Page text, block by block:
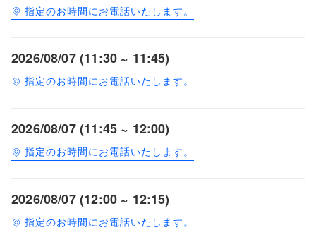
指定のお時間にお電話いたします。
2026/08/07 (11:30 ~ 11:45)
指定のお時間にお電話いたします。
2026/08/07 (11:45 ~ 12:00)
指定のお時間にお電話いたします。
2026/08/07 (12:00 ~ 12:15)
指定のお時間にお電話いたします。